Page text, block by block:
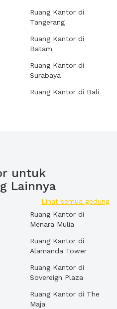
Ruang Kantor di
Tangerang
Ruang Kantor di
Batam
Ruang Kantor di
Surabaya
Ruang Kantor di Bali
untuk
Lainnya
Lihat semua gedung
Ruang Kantor di
Menara Mulia
Ruang Kantor di
Alamanda Tower
Ruang Kantor di
Sovereign Plaza
Ruang Kantor di The
Maja